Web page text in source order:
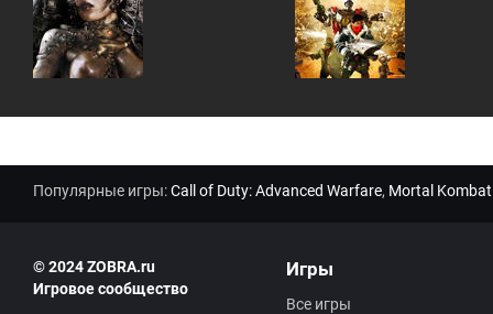
Популярные игры:Call of Duty: Advanced Warfare, Mortal
© 2024 ZOBRA.ru
Игровое сообщество
Игры
Все игры